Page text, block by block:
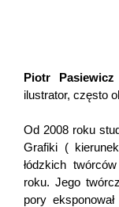
Piotr Pasiewicz
ilustrator, często
Od 2008 roku
Grafiki (
łódzkich
roku. Jego
pory